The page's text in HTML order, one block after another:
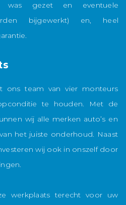
gezet en eventuele
bijgewerkt) en, heel
ons team van vier monteurs
te houden. Met de
wij alle merken auto’s en
het juiste onderhoud. Naast
wij ook in onszelf door
werkplaats terecht voor uw